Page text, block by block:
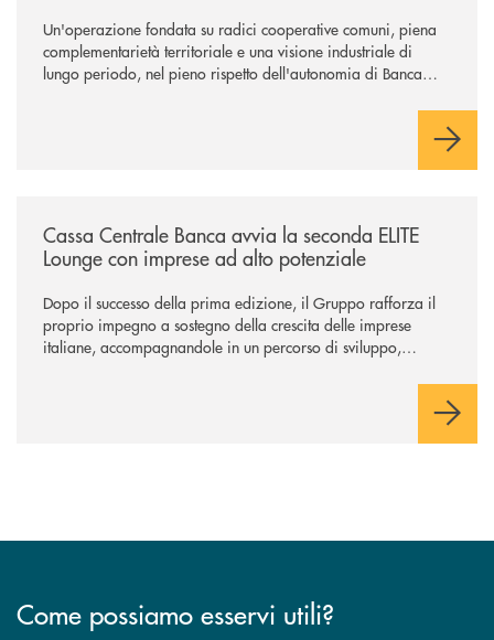
Un'operazione fondata su radici cooperative comuni, piena
complementarietà territoriale e una visione industriale di
lungo periodo, nel pieno rispetto dell'autonomia di Banca
negoziazione esclusiva per la finalizzazione dell’operazione.
Cassa Centrale Banca avvia la seconda ELITE
Lounge con imprese ad alto potenziale
Dopo il successo della prima edizione, il Gruppo rafforza il
proprio impegno a sostegno della crescita delle imprese
italiane, accompagnandole in un percorso di sviluppo,
Come possiamo esservi utili?